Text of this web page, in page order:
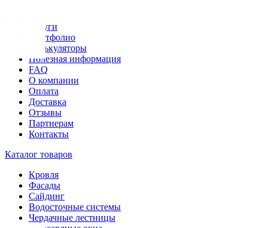
Услуги
Портфолио
Калькуляторы
Полезная информация
FAQ
О компании
Оплата
Доставка
Отзывы
Партнерам
Контакты
Каталог товаров
Кровля
Фасады
Сайдинг
Водосточные системы
Чердачные лестницы